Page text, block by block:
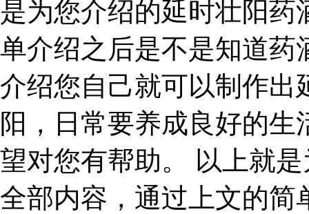
是为您介绍的延时壮阳
单介绍之后是不是知道药
介绍您自己就可以制作出
阳，日常要养成良好的
望对您有帮助。 以上就
全部内容，通过上文的简